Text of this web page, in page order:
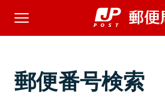
郵便番号検索